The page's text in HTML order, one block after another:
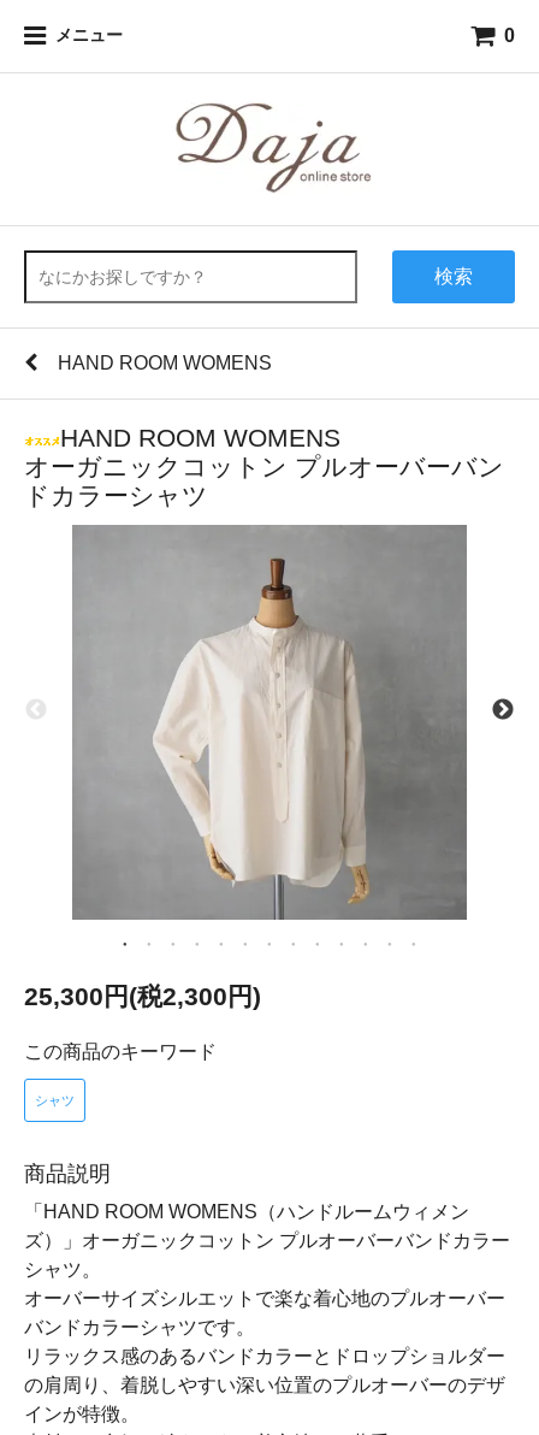
メニュー 0
検索
HAND ROOM WOMENS
HAND ROOM WOMENS
オーガニックコットン プルオーバーバン
ドカラーシャツ
25,300円(税2,300円)
この商品のキーワード
シャツ
商品説明
「HAND ROOM WOMENS（ハンドルームウィメン
ズ）」オーガニックコットン プルオーバーバンドカラー
シャツ。
オーバーサイズシルエットで楽な着心地のプルオーバー
バンドカラーシャツです。
リラックス感のあるバンドカラーとドロップショルダー
の肩周り、着脱しやすい深い位置のプルオーバーのデザ
インが特徴。